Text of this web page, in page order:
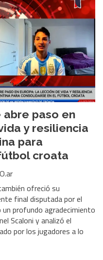
abre paso en
y resiliencia
para
croata
ofreció su
final disputada por el
profundo agradecimiento
Scaloni y analizó el
por los jugadores a lo